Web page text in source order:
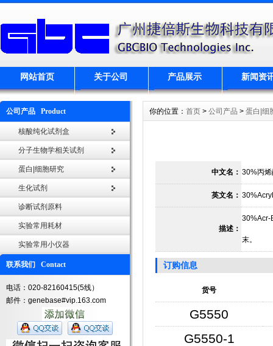
网站首页 关于公司 产品展示 新闻资
公司产品 Product
核酸纯化试剂盒
分子生物学相关试剂
蛋白|细胞研究
生化试剂
诊断试剂原料
实验常用耗材
实验常用小仪器
联系我们 Contact
电话：020-82160415(5线）
邮件：genebase#vip.163.com
你的位置： 首页 > 公司产品 > 蛋白|细
中文名： 30%丙
英文名：
描述：
30%Acr-
末。
订购信息
货号
G5550
G5550-1